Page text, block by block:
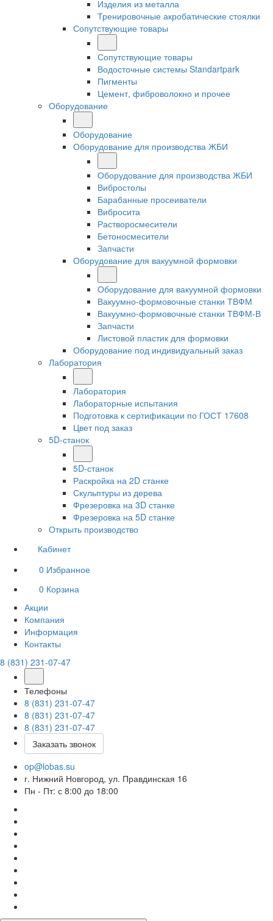
Изделия из металла
Тренировочные акробатические стоялки
Сопутствующие товары
Сопутствующие товары
Водосточные системы Standartpark
Пигменты
Цемент, фиброволокно и прочее
Оборудование
Оборудование
Оборудование для производства ЖБИ
Оборудование для производства ЖБИ
Вибростолы
Барабанные просеиватели
Вибросита
Растворосмесители
Бетоносмесители
Запчасти
Оборудование для вакуумной формовки
Оборудование для вакуумной формовки
Вакуумно-формовочные станки ТВФМ
Вакуумно-формовочные станки ТВФМ-В
Запчасти
Листовой пластик для формовки
Оборудование под индивидуальный заказ
Лаборатория
Лаборатория
Лабораторные испытания
Подготовка к сертификации по ГОСТ 17608
Цвет под заказ
5D-станок
5D-станок
Раскройка на 2D станке
Скульптуры из дерева
Фрезеровка на 3D станке
Фрезеровка на 5D станке
Открыть производство
Кабинет
0 Избранное
0 Корзина
Акции
Компания
Информация
Контакты
8 (831) 231-07-47
Телефоны
8 (831) 231-07-47
8 (831) 231-07-47
8 (831) 231-07-47
Заказать звонок
op@lobas.su
г. Нижний Новгород, ул. Правдинская 16
Пн - Пт: с 8:00 до 18:00